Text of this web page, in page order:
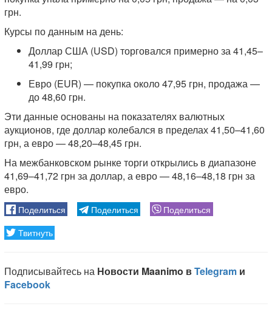
грн.
Курсы по данным на день:
Доллар США (USD) торговался примерно за 41,45–
41,99 грн;
Евро (EUR) — покупка около 47,95 грн, продажа —
до 48,60 грн.
Эти данные основаны на показателях валютных
аукционов, где доллар колебался в пределах 41,50–41,60
грн, а евро — 48,20–48,45 грн.
На межбанковском рынке торги открылись в диапазоне
41,69–41,72 грн за доллар, а евро — 48,16–48,18 грн за
евро.